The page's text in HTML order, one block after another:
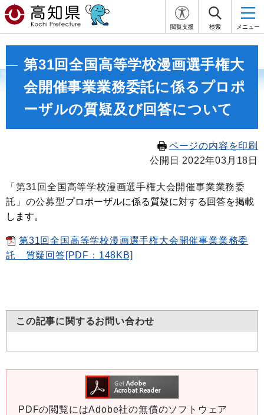
閲覧支援 検索 メニュー
第31回全国高等学校漫画選手権大
会開催事業業務委託に係るプロポ
ーザルの質疑及び回答について
ページの内容を印刷
公開日 2022年03月18日
「第31回全国高等学校漫画選手権大会開催事業業務委
託」の公募型プロポーザルに係る質疑に対する回答を掲載
します。
第31回全国高等学校漫画選手権大会開催事業業務委
託 質疑回答[PDF：148KB]
この記事に関するお問い合わせ
PDFの閲覧にはAdobe社の無償のソフトウェア